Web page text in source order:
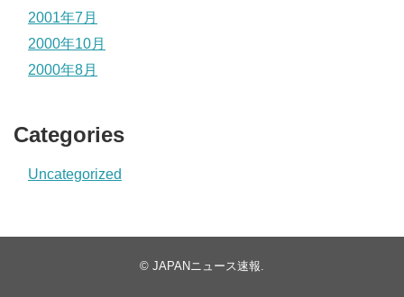
2001年7月
2000年10月
2000年8月
Categories
Uncategorized
© JAPANニュース速報